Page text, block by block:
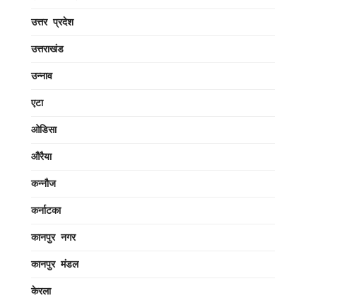
उत्तर प्रदेश
उत्तराखंड
उन्नाव
एटा
ओडिसा
औरैया
कन्नौज
कर्नाटका
कानपुर नगर
कानपुर मंडल
केरला